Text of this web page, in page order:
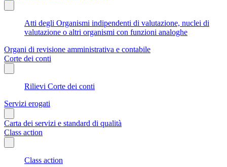
Atti degli Organismi indipendenti di valutazione, nuclei di
valutazione o altri organismi con funzioni analoghe
Organi di revisione amministrativa e contabile
Corte dei conti
Rilievi Corte dei conti
Servizi erogati
Carta dei servizi e standard di qualità
Class action
Class action